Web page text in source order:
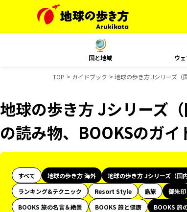
国と地域 ウ
TOP ガイドブック 地球の歩き方 Jシリーズ（
地球の歩き方 Jシリーズ
の読み物、BOOKSのガイ
すべて 地球の歩き方 海外 地球の歩き方 Jシリーズ（国内
ランキング&テクニック
Resort Style 島旅 御朱印
BOOKS 旅の名言＆絶景
BOOKS 旅と健康 BOOKS 旅